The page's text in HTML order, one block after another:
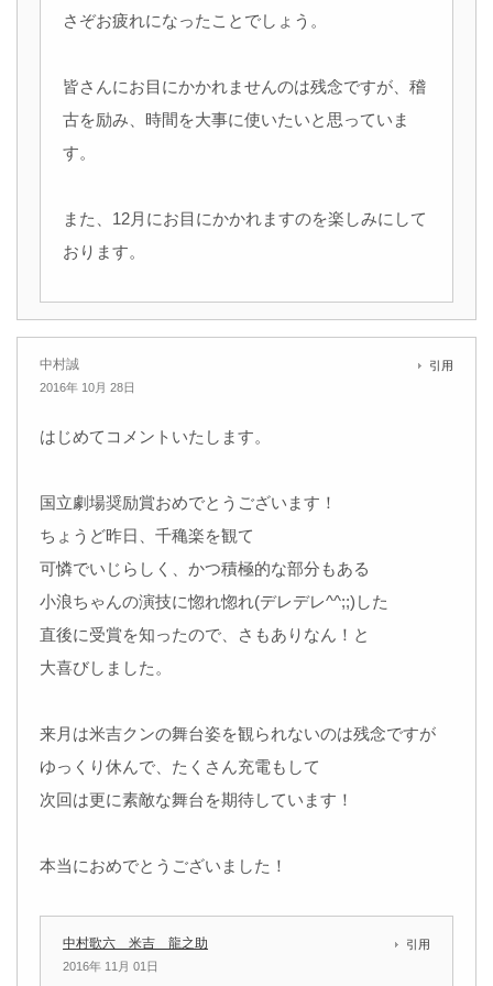
さぞお疲れになったことでしょう。
皆さんにお目にかかれませんのは残念ですが、稽
古を励み、時間を大事に使いたいと思っていま
す。
また、12月にお目にかかれますのを楽しみにして
おります。
中村誠
2016年 10月 28日
引用
はじめてコメントいたします。
国立劇場奨励賞おめでとうございます！
ちょうど昨日、千穐楽を観て
可憐でいじらしく、かつ積極的な部分もある
小浪ちゃんの演技に惚れ惚れ(デレデレ^^;;)した
直後に受賞を知ったので、さもありなん！と
大喜びしました。
来月は米吉クンの舞台姿を観られないのは残念ですが
ゆっくり休んで、たくさん充電もして
次回は更に素敵な舞台を期待しています！
本当におめでとうございました！
中村歌六 米吉 龍之助
2016年 11月 01日
引用